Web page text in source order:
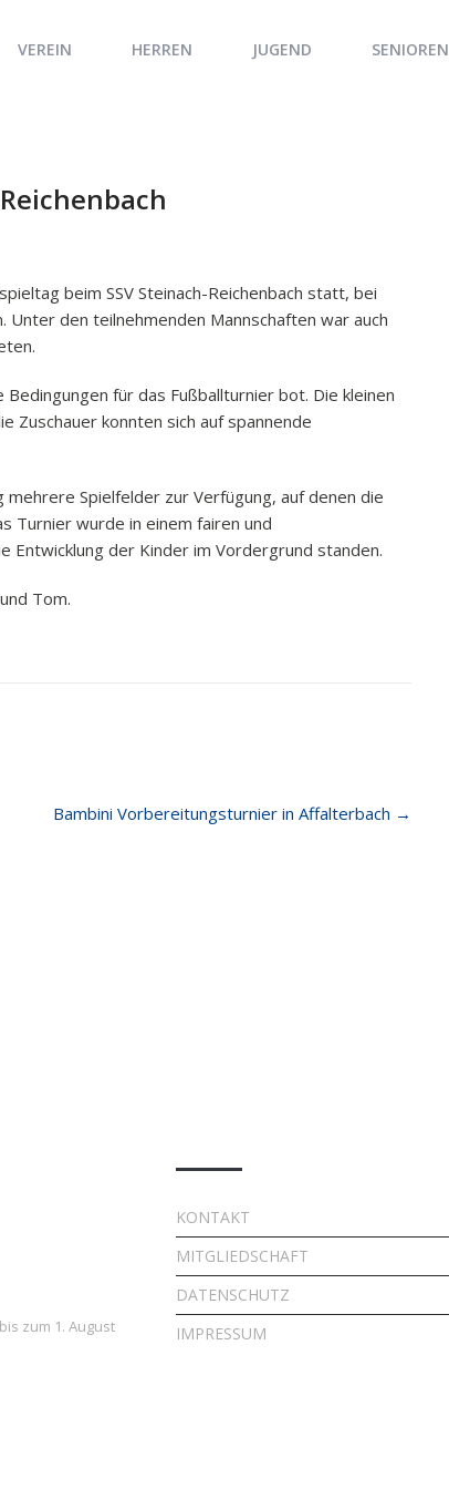
VEREIN HERREN JUGEND SENIOREN
beim SSV Steinach-Reichenbach statt, bei
den teilnehmenden Mannschaften war auch
für das Fußballturnier bot. Die kleinen
Zuschauer konnten sich auf spannende
mehrere Spielfelder zur Verfügung, auf denen die
Turnier wurde in einem fairen und
Entwicklung der Kinder im Vordergrund standen.
Tom.
Bambini Vorbereitungsturnier in Affalterbach →
zum 1. August
KONTAKT
MITGLIEDSCHAFT
DATENSCHUTZ
IMPRESSUM